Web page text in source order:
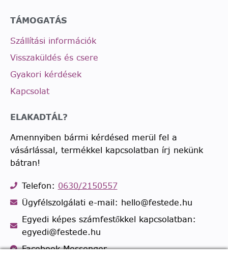
TÁMOGATÁS
Szállítási információk
Visszaküldés és csere
Gyakori kérdések
Kapcsolat
ELAKADTÁL?
Amennyiben bármi kérdésed merül fel a
vásárlással, termékkel kapcsolatban írj nekünk
bátran!
Telefon: 0630/2150557
Ügyfélszolgálati e-mail: hello@festede.hu
Egyedi képes számfestőkkel kapcsolatban:
egyedi@festede.hu
Facebook Messenger